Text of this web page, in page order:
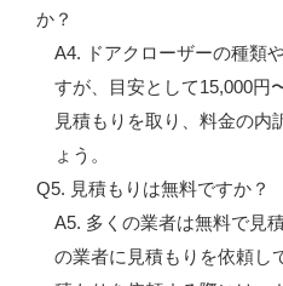
か？
A4. ドアクローザーの種類
すが、目安として15,000円
見積もりを取り、料金の内
ょう。
Q5. 見積もりは無料ですか？
A5. 多くの業者は無料で見
の業者に見積もりを依頼し